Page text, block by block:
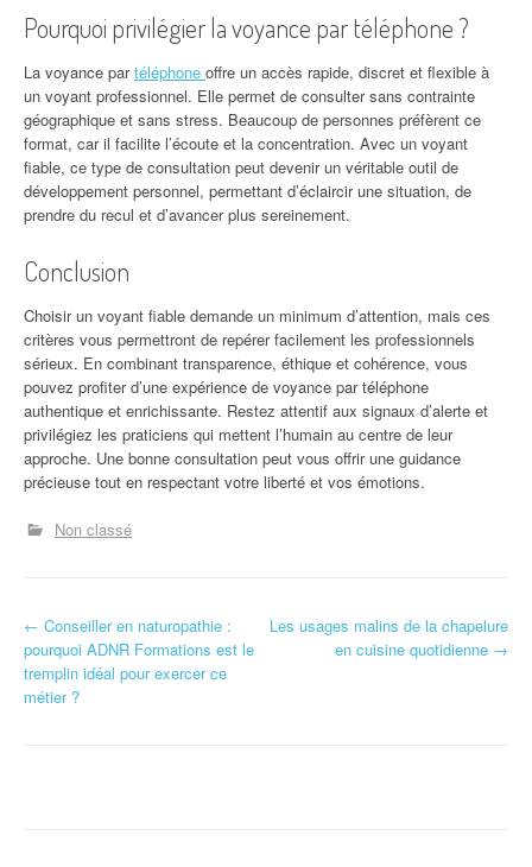
Pourquoi privilégier la voyance par téléphone ?
La voyance partéléphone offre un accès rapide, discret et flexible à
un voyant professionnel. Elle permet de consulter sans contrainte
géographique et sans stress. Beaucoup de personnes préfèrent ce
format, car il facilite l’écoute et la concentration. Avec un voyant
fiable, ce type de consultation peut devenir un véritable outil de
développement personnel, permettant d’éclaircir une situation, de
prendre du recul et d’avancer plus sereinement.
Conclusion
Choisir un voyant fiable demande un minimum d’attention, mais ces
critères vous permettront de repérer facilement les professionnels
sérieux. En combinant transparence, éthique et cohérence, vous
pouvez profiter d’une expérience de voyance par téléphone
authentique et enrichissante. Restez attentif aux signaux d’alerte et
privilégiez les praticiens qui mettent l’humain au centre de leur
approche. Une bonne consultation peut vous offrir une guidance
précieuse tout en respectant votre liberté et vos émotions.
Non classé
N
a
← Conseiller en naturopathie :
pourquoi ADNR Formations est le
tremplin idéal pour exercer ce
métier ?
Les usages malins de la chapelure
en cuisine quotidienne →